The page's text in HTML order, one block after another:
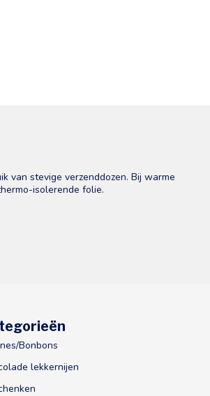
van stevige verzenddozen. Bij warme
isolerende folie.
Bonbons
lekkernijen